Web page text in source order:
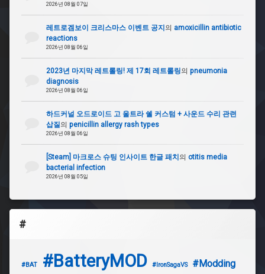
2026년 08월 07일
레트로겜보이 크리스마스 이벤트 공지의 amoxicillin antibiotic
reactions
2026년 08월 06일
2023년 마지막 레트롤링! 제 17회 레트롤링의 pneumonia
diagnosis
2026년 08월 06일
하드커널 오드로이드 고 울트라 쉘 커스텀 + 사운드 수리 관련
삽질의 penicillin allergy rash types
2026년 08월 06일
[Steam] 마크로스 슈팅 인사이트 한글 패치의 otitis media
bacterial infection
2026년 08월 05일
#
#BAT #BatteryMOD #IronSagaVS
#Modding